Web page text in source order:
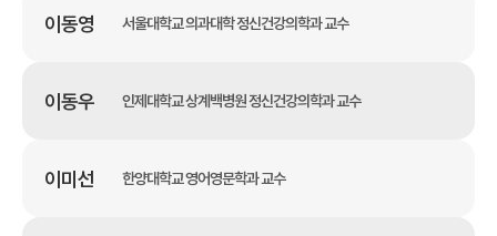
이동영 서울대학교 의과대학 정신건강의학과 교수
이동우 인제대학교 상계백병원 정신건강의학과 교수
이미선 한양대학교 영어영문학과 교수